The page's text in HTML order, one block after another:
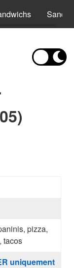
pizza,
tacos
uniquement